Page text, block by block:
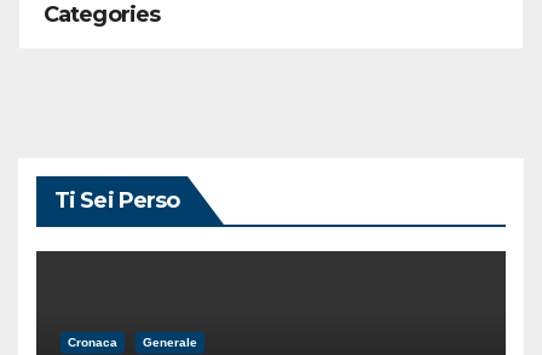
Categories
Ti Sei Perso
Cronaca Generale